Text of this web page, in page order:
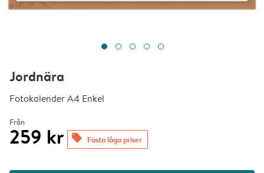
Jordnära
Fotokalender A4 Enkel
Från
259 kr offers Fasta låga priser